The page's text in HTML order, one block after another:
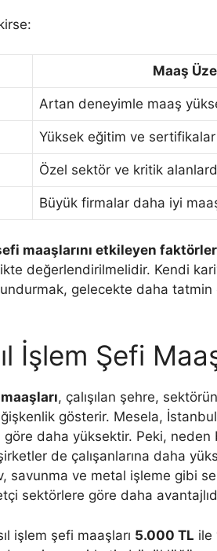
Maaş
Artan deneyimle maaş
Yüksek eğitim ve sertifikalar
Özel sektör ve kritik
Büyük firmalar daha iyi
maaşlarını etkileyen faktörler
değerlendirilmelidir. Kendi
gelecekte daha tatmin
İşlem Şefi
, çalışılan şehre,
gösterir. Mesela,
daha yüksektir. Peki,
de çalışanlarına daha
savunma ve metal işleme gibi
sektörlere göre daha
işlem şefi maaşları 5.000 TL ile